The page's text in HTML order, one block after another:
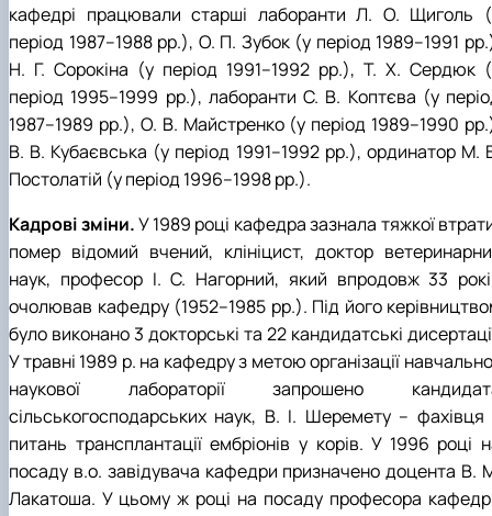
кафедрі працювали старші лаборанти Л. О. Щиголь
період 1987–1988 рр.), О. П. Зубок (у період 1989–1991
Н. Г. Сорокіна (у період 1991–1992 рр.), Т. Х. Сердюк
період 1995–1999 рр.), лаборанти С. В. Коптєва (у
1987–1989 рр.), О. В. Майстренко (у період 1989–1990
В. В. Кубаєвська (у період 1991–1992 рр.), ординатор М.
Постолатій (у період 1996–1998 рр.).
Кадрові зміни.У 1989 році кафедра зазнала тяжкої
помер відомий вчений, клініцист, доктор
наук, професор І. С. Нагорний, який впродовж 33
очолював кафедру (1952–1985 рр.). Під його
було виконано 3 докторські та 22 кандидатські
У травні 1989 р. на кафедру з метою організації
наукової лабораторії запрошено
сільськогосподарських наук, В. І. Шеремету – фахівця
питань трансплантації ембріонів у корів. У 1996 році
посаду в.о. завідувача кафедри призначено доцента В.
Лакатоша. У цьому ж році на посаду професора